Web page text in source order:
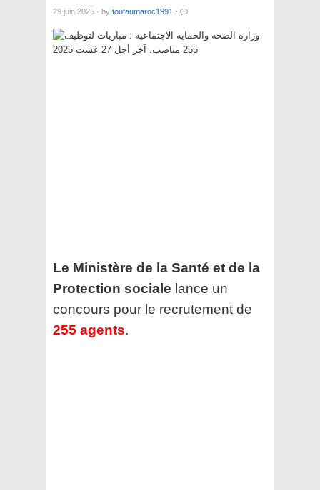
29 juin 2025 · by toutaumaroc1991 ·
Le Ministère de la Santé et de la
Protection sociale lance un
concours pour le recrutement de
255 agents.